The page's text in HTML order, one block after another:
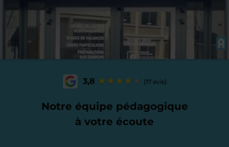
3,8 (17 avis)
Notre équipe pédagogique
à votre écoute